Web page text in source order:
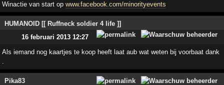
Winactie van start op www.facebook.com/minorityevents
HUMANOID [[ Ruffneck soldier 4 life ]]
16 februari 2013 12:27
Als iemand nog kaartjes te koop heeft laat aub wat weten bij voorbaat dank
.
Pika83